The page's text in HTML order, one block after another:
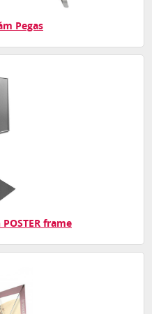
Pegas
frame